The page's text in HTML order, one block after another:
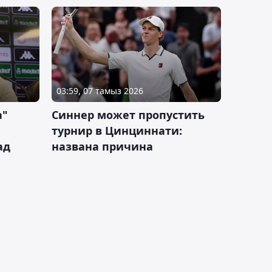
03:59, 07 тамыз 2026
Синнер может пропустить
турнир в Цинциннати:
названа причина